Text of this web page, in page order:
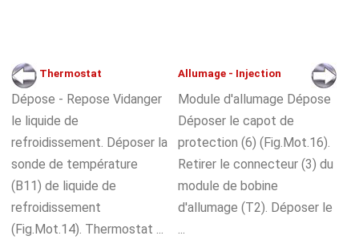
Thermostat
Dépose - Repose Vidanger
le liquide de
refroidissement. Déposer la
sonde de température
(B11) de liquide de
refroidissement
(Fig.Mot.14). Thermostat ...
Allumage - Injection
Module d'allumage Dépose
Déposer le capot de
protection (6) (Fig.Mot.16).
Retirer le connecteur (3) du
module de bobine
d'allumage (T2). Déposer le
...